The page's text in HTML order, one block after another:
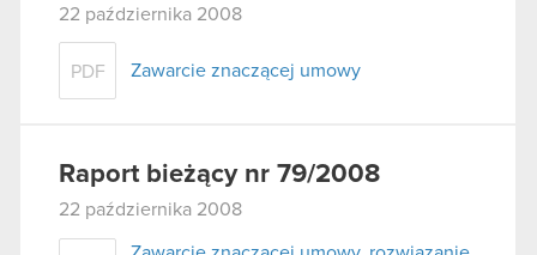
22 października 2008
PDF Zawarcie znaczącej umowy
Raport bieżący nr 79/2008
22 października 2008